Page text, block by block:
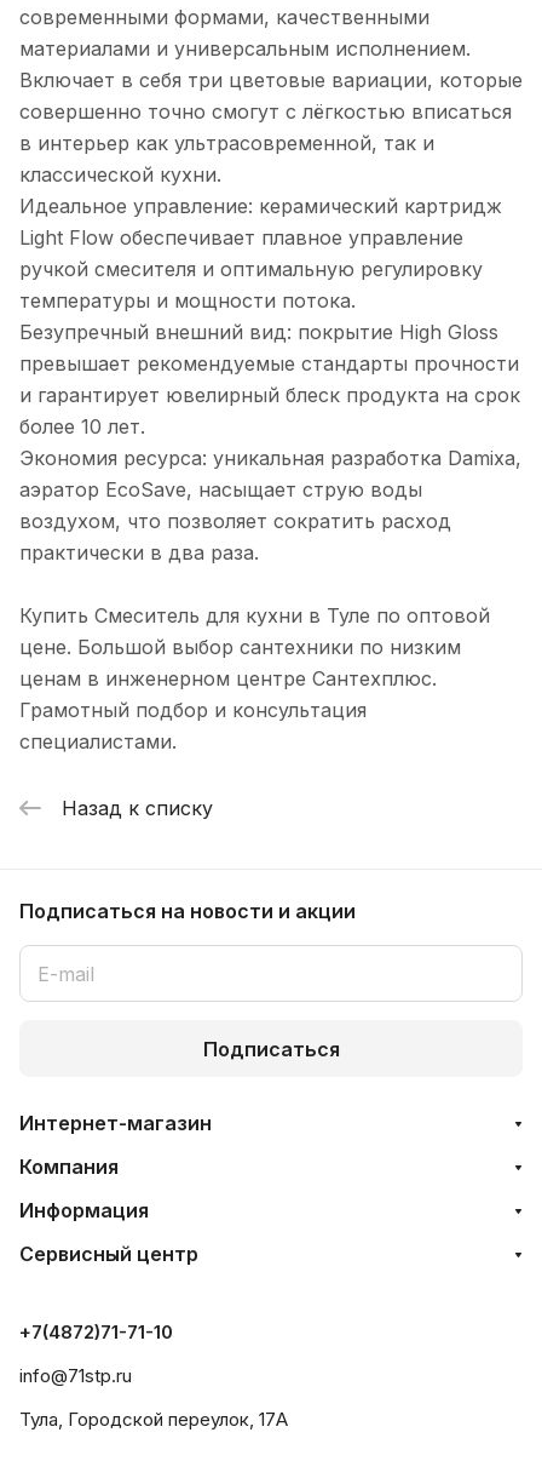
современными формами, качественными
материалами и универсальным исполнением.
Включает в себя три цветовые вариации, которые
совершенно точно смогут с лёгкостью вписаться
в интерьер как ультрасовременной, так и
классической кухни.
Идеальное управление: керамический картридж
Light Flow обеспечивает плавное управление
ручкой смесителя и оптимальную регулировку
температуры и мощности потока.
Безупречный внешний вид: покрытие High Gloss
превышает рекомендуемые стандарты прочности
и гарантирует ювелирный блеск продукта на срок
более 10 лет.
Экономия ресурса: уникальная разработка Damixa,
аэратор EcoSave, насыщает струю воды
воздухом, что позволяет сократить расход
практически в два раза.
Купить Смеситель для кухни в Туле по оптовой
цене. Большой выбор сантехники по низким
ценам в инженерном центре Сантехплюс.
Грамотный подбор и консультация
специалистами.
Назад к списку
Подписаться на новости и акции
Подписаться
Интернет-магазин
Компания
Информация
Сервисный центр
+7(4872)71-71-10
info@71stp.ru
Тула, Городской переулок, 17А